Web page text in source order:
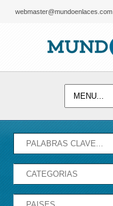
webmaster@mundoenlaces.com